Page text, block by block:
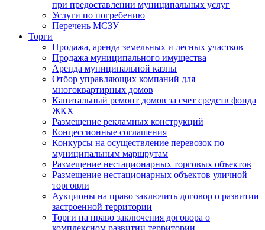
при предоставлении муниципальных услуг
Услуги по погребению
Перечень МСЗУ
Торги
Продажа, аренда земельных и лесных участков
Продажа муниципального имущества
Аренда муниципальной казны
Отбор управляющих компаний для
многоквартирных домов
Капитальный ремонт домов за счет средств фонда
ЖКХ
Размещение рекламных конструкций
Концессионные соглашения
Конкурсы на осуществление перевозок по
муниципальным маршрутам
Размещение нестационарных торговых объектов
Размещение нестационарных объектов уличной
торговли
Аукционы на право заключить договор о развитии
застроенной территории
Торги на право заключения договора о
комплексном развитии территории